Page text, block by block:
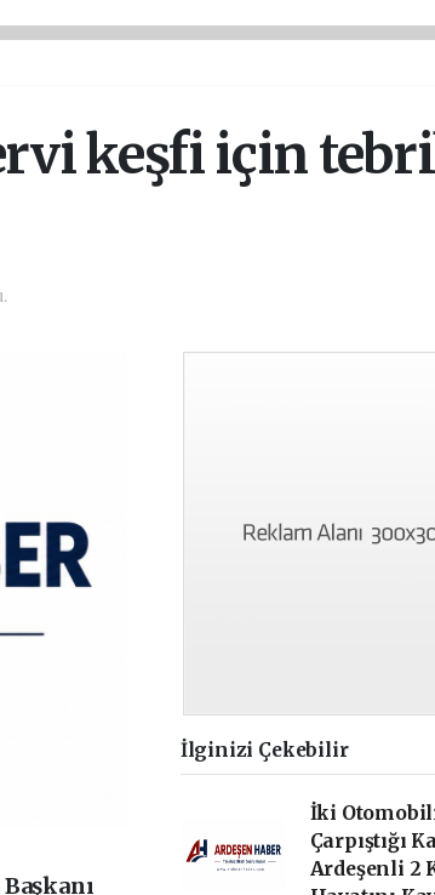
keşfi için
İlginizi Çekebilir
İki
Çarpıştığı
Ardeşenli 2